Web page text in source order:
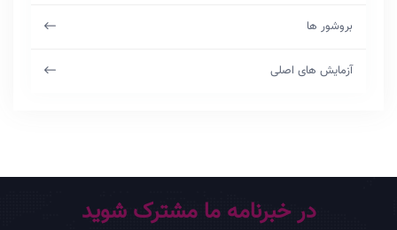
بروشور ها
آزمایش های اصلی
در خبرنامه ما مشترک شوید